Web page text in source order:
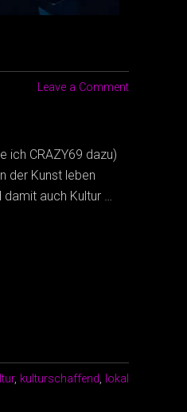
Leave a Comment
ich CRAZY69 dazu)
der Kunst leben
auch Kultur …
, kulturschaffend, lokal